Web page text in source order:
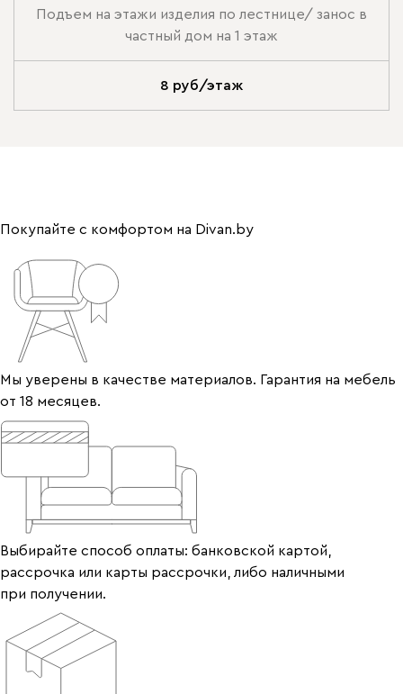
Подъем на этажи изделия по лестнице/ занос в
частный дом на 1 этаж
8 руб/этаж
Покупайте с комфортом на Divan.by
Мы уверены в качестве материалов. Гарантия на мебель
от 18 месяцев.
Выбирайте способ оплаты: банковской картой,
рассрочка или карты рассрочки, либо наличными
при получении.